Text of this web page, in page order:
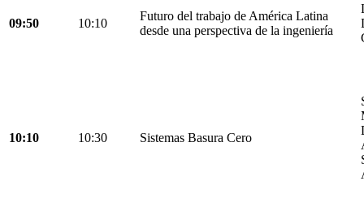
09:50 10:10
Futuro del trabajo de América Latina
desde una perspectiva de la ingeniería
10:10 10:30 Sistemas Basura Cero